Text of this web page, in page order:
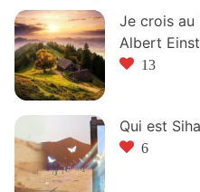
Je crois au
Albert
13
Qui est
6